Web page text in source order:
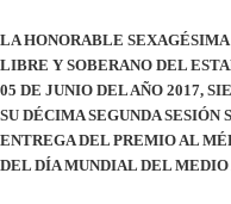
LA HONORABLE
LIBRE Y SOBERANO DEL
05 DE JUNIO DEL AÑO 2017,
SU DÉCIMA SEGUNDA
ENTREGA DEL PREMIO AL
DEL DÍA MUNDIAL DEL